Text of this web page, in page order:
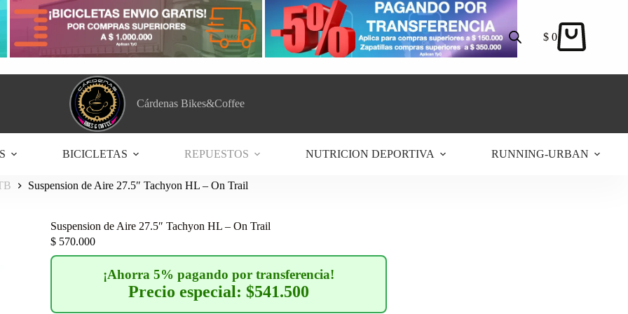
Carro
$ 0
Cárdenas Bikes&Coffee
BICICLETAS REPUESTOS NUTRICION DEPORTIVA RUNNING-URBAN
Suspension de Aire 27.5″ Tachyon HL – On Trail
Suspension de Aire 27.5″ Tachyon HL – On Trail
$ 570.000
¡Ahorra 5% pagando por transferencia!
Precio especial: $541.500